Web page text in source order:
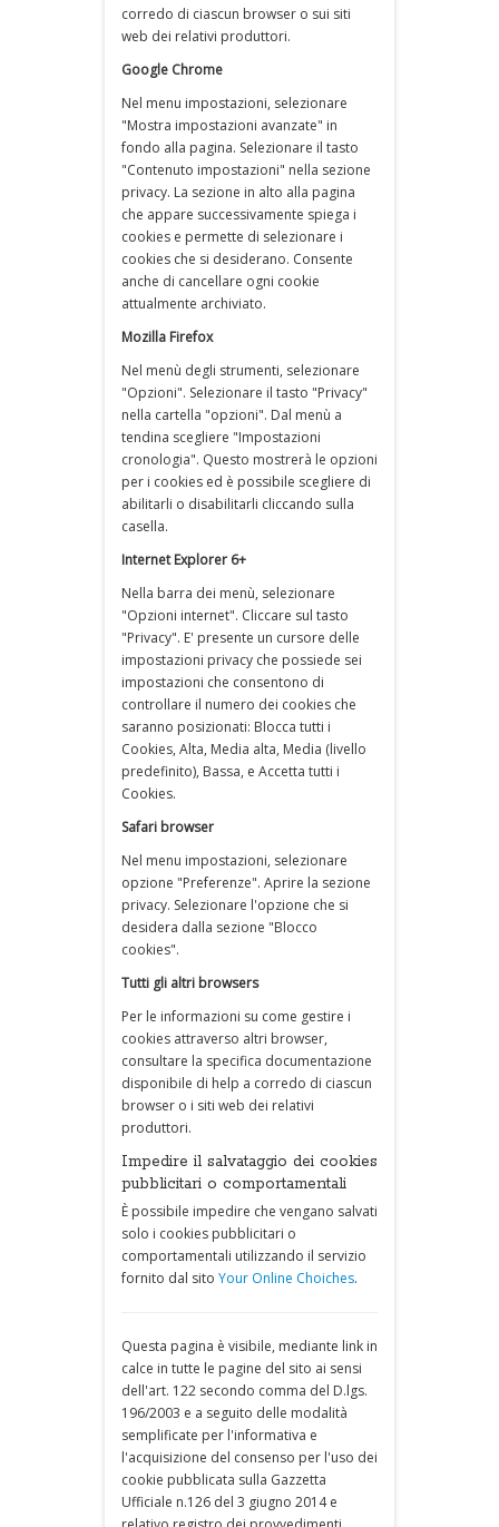
corredo di ciascun browser o sui siti
web dei relativi produttori.
Google Chrome
Nel menu impostazioni, selezionare
"Mostra impostazioni avanzate" in
fondo alla pagina. Selezionare il tasto
"Contenuto impostazioni" nella sezione
privacy. La sezione in alto alla pagina
che appare successivamente spiega i
cookies e permette di selezionare i
cookies che si desiderano. Consente
anche di cancellare ogni cookie
attualmente archiviato.
Mozilla Firefox
Nel menù degli strumenti, selezionare
"Opzioni". Selezionare il tasto "Privacy"
nella cartella "opzioni". Dal menù a
tendina scegliere "Impostazioni
cronologia". Questo mostrerà le opzioni
per i cookies ed è possibile scegliere di
abilitarli o disabilitarli cliccando sulla
casella.
Internet Explorer 6+
Nella barra dei menù, selezionare
"Opzioni internet". Cliccare sul tasto
"Privacy". E' presente un cursore delle
impostazioni privacy che possiede sei
impostazioni che consentono di
controllare il numero dei cookies che
saranno posizionati: Blocca tutti i
Cookies, Alta, Media alta, Media (livello
predefinito), Bassa, e Accetta tutti i
Cookies.
Safari browser
Nel menu impostazioni, selezionare
opzione "Preferenze". Aprire la sezione
privacy. Selezionare l'opzione che si
desidera dalla sezione "Blocco
cookies".
Tutti gli altri browsers
Per le informazioni su come gestire i
cookies attraverso altri browser,
consultare la specifica documentazione
disponibile di help a corredo di ciascun
browser o i siti web dei relativi
produttori.
Impedire il salvataggio dei cookies
pubblicitari o comportamentali
È possibile impedire che vengano salvati
solo i cookies pubblicitari o
comportamentali utilizzando il servizio
fornito dal sito Your Online Choiches.
Questa pagina è visibile, mediante link in
calce in tutte le pagine del sito ai sensi
dell'art. 122 secondo comma del D.lgs.
196/2003 e a seguito delle modalità
semplificate per l'informativa e
l'acquisizione del consenso per l'uso dei
cookie pubblicata sulla Gazzetta
Ufficiale n.126 del 3 giugno 2014 e